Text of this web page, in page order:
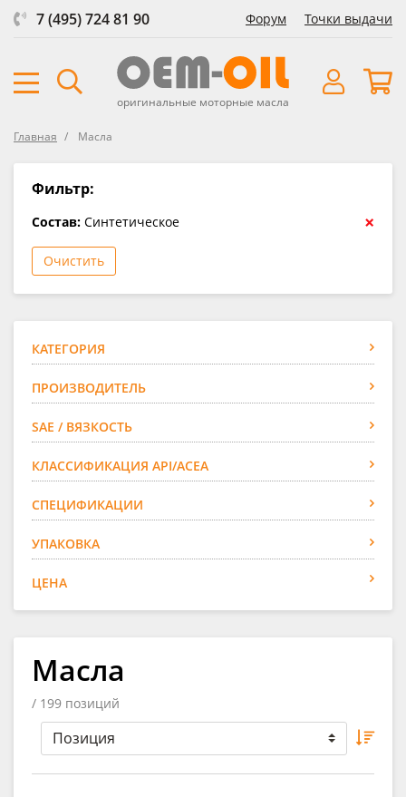
7 (495) 724 81 90 Форум Точки выдачи
оригинальные моторные масла
Главная Масла
Фильтр:
Состав: Синтетическое ×
Очистить
КАТЕГОРИЯ
ПРОИЗВОДИТЕЛЬ
SAE / ВЯЗКОСТЬ
КЛАССИФИКАЦИЯ API/ACEA
СПЕЦИФИКАЦИИ
УПАКОВКА
ЦЕНА
Масла
/ 199 позиций